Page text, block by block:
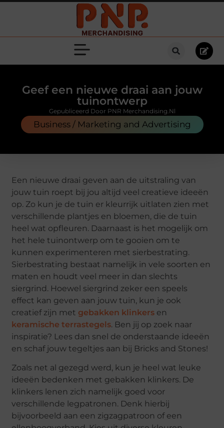
Geef een nieuwe draai aan jouw
tuinontwerp
Business / Marketing and Advertising
Gepubliceerd Door PNR Merchandising.nl
Een nieuwe draai geven aan de uitstraling van
jouw tuin roept bij jou altijd veel creatieve ideeën
op. Zo kun je de tuin er kleurrijk uitlaten zien met
verschillende plantjes en bloemen, die de tuin
heel wat opfleuren. Daarnaast is het mogelijk om
het hele tuinontwerp om te gooien om te
kunnen experimenteren met sierbestrating.
Sierbestrating bestaat namelijk in vele soorten en
maten en houdt veel meer in dan slechts
siergrind. Hoewel siergrind zeker een speels
effect kan geven aan jouw tuin, kun je ook
creatief zijn met gebakken klinkers en
keramische terrastegels. Ben jij op zoek naar
inspiratie? Lees dan snel de onderstaande ideeën
en schaf jouw tegeltjes aan bij Bricks and Stones!
Zoals net al gezegd werd, kun je heel wat leuke
ideeën bedenken met gebakken klinkers. De
klinkers lenen zich namelijk goed voor
verschillende legpatronen. Denk hierbij
bijvoorbeeld aan een zigzagpatroon of een